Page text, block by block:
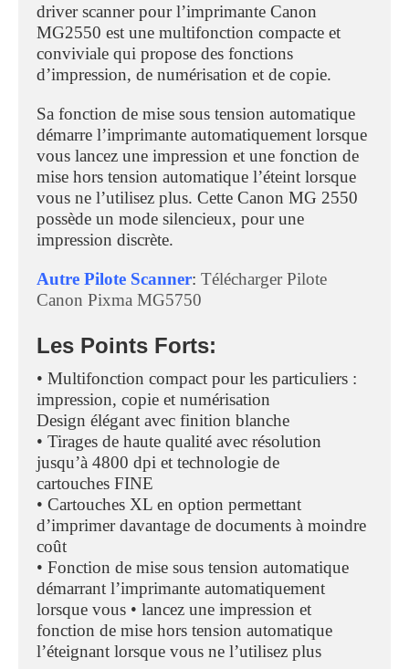
driver scanner pour l’imprimante Canon
MG2550 est une multifonction compacte et
conviviale qui propose des fonctions
d’impression, de numérisation et de copie.
Sa fonction de mise sous tension automatique
démarre l’imprimante automatiquement lorsque
vous lancez une impression et une fonction de
mise hors tension automatique l’éteint lorsque
vous ne l’utilisez plus. Cette Canon MG 2550
possède un mode silencieux, pour une
impression discrète.
Autre Pilote Scanner: Télécharger Pilote
Canon Pixma MG5750
Les Points Forts:
• Multifonction compact pour les particuliers :
impression, copie et numérisation
Design élégant avec finition blanche
• Tirages de haute qualité avec résolution
jusqu’à 4800 dpi et technologie de
cartouches FINE
• Cartouches XL en option permettant
d’imprimer davantage de documents à moindre
coût
• Fonction de mise sous tension automatique
démarrant l’imprimante automatiquement
lorsque vous • lancez une impression et
fonction de mise hors tension automatique
l’éteignant lorsque vous ne l’utilisez plus